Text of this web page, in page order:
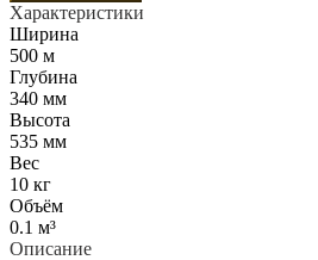
Характеристики
Ширина
500 м
Глубина
340 мм
Высота
535 мм
Вес
10 кг
Объём
0.1 м³
Описание